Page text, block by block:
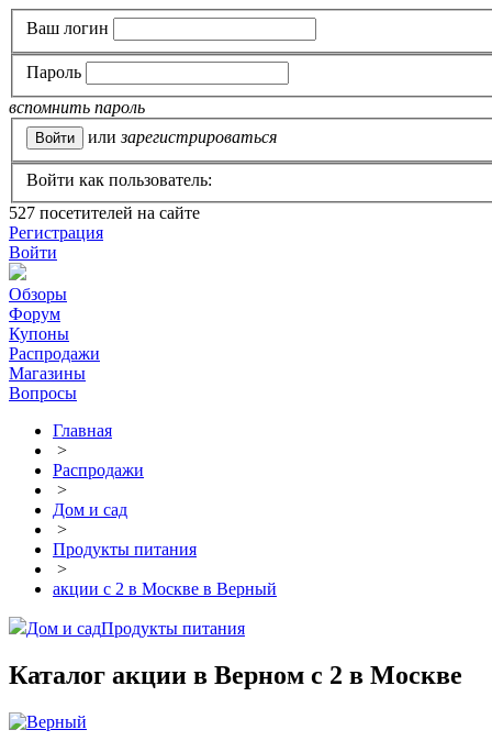
Ваш логин
Пароль
вспомнить пароль
или зарегистрироваться
Войти как пользователь:
527 посетителей на сайте
Регистрация
Войти
Обзоры
Форум
Купоны
Распродажи
Магазины
Вопросы
Главная
>
Распродажи
>
Дом и сад
>
Продукты питания
>
акции с 2 в Москве в Верный
Дом и садПродукты питания
Каталог акции в Верном с 2 в Москве